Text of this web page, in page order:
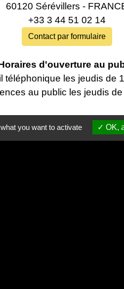
60120 Sérévillers -
+33 3 44 51 02 14
Contact par formulaire
d'ouverture au
téléphonique les jeudis de
au public les jeudis
you want to activate OK,